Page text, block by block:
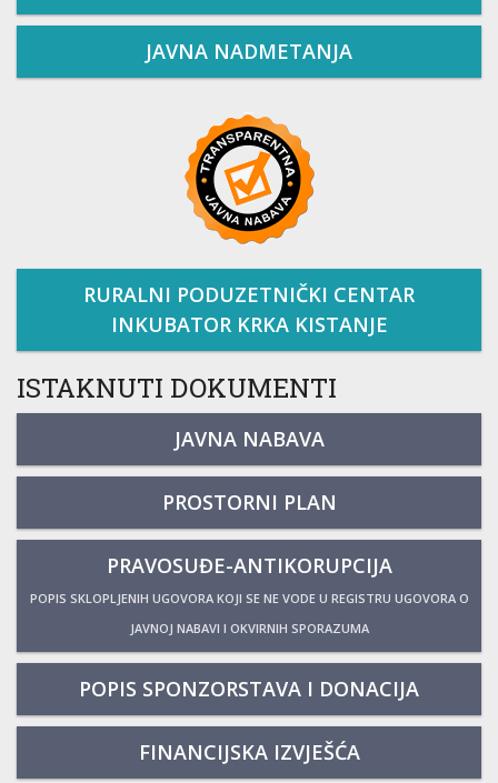
JAVNA NADMETANJA
RURALNI PODUZETNIČKI CENTAR
INKUBATOR KRKA KISTANJE
ISTAKNUTI DOKUMENTI
JAVNA NABAVA
PROSTORNI PLAN
PRAVOSUĐE-ANTIKORUPCIJA
POPIS SKLOPLJENIH UGOVORA KOJI SE NE VODE U REGISTRU UGOVORA O
JAVNOJ NABAVI I OKVIRNIH SPORAZUMA
POPIS SPONZORSTAVA I DONACIJA
FINANCIJSKA IZVJEŠĆA